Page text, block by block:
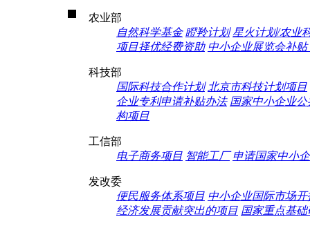
农业部
自然科学基金 瞪羚计划 星火计划/农业
项目择优经费资助 中小企业展览会补贴
科技部
国际科技合作计划 北京市科技计划项目
企业专利申请补贴办法 国家中小企业
构项目
工信部
电子商务项目 智能工厂 申请国家中小
发改委
便民服务体系项目 中小企业国际市场开
经济发展贡献突出的项目 国家重点基